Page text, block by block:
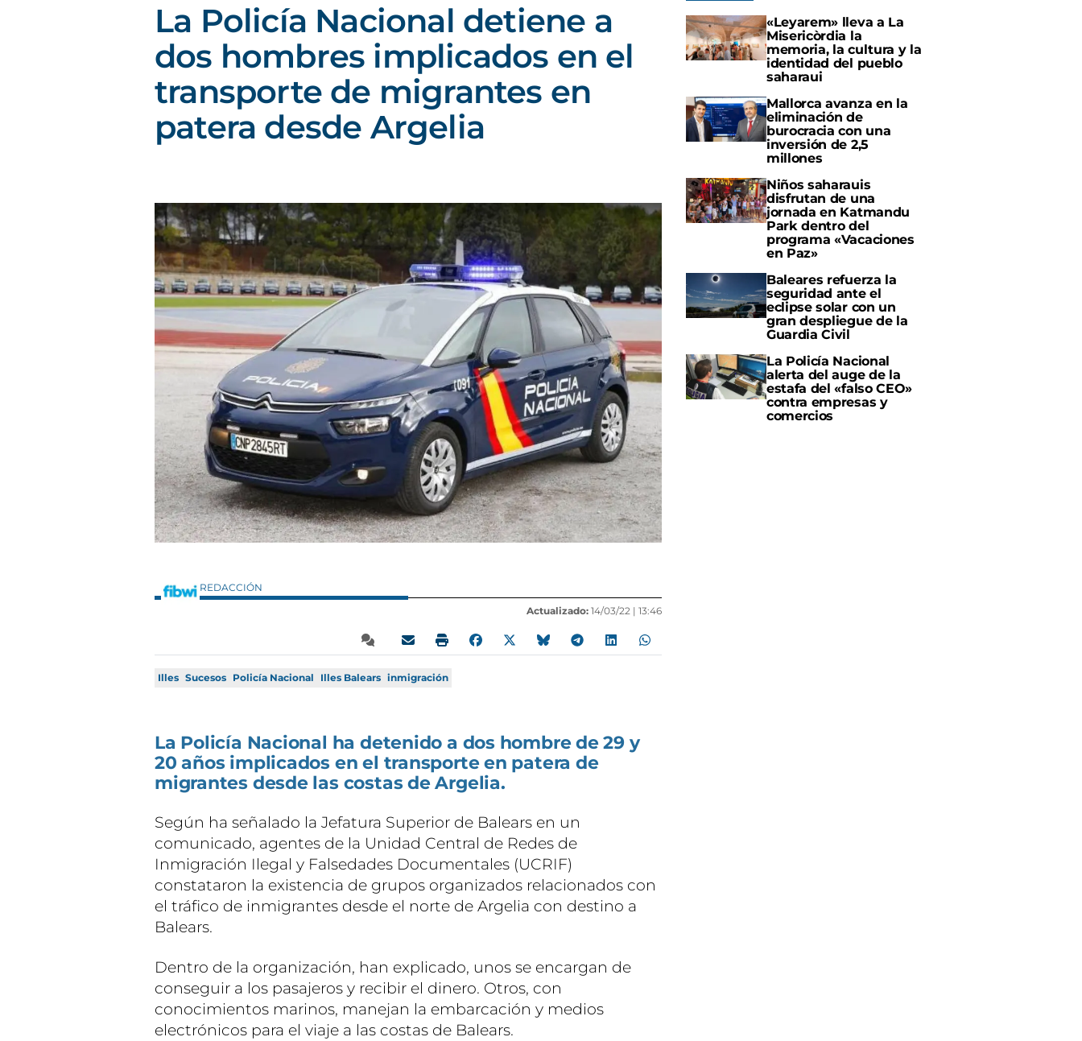
La Policía Nacional detiene a
dos hombres implicados en el
transporte de migrantes en
patera desde Argelia
REDACCIÓN
Actualizado: 14/03/22 | 13:46
Illes Sucesos Policía Nacional Illes Balears inmigración
La Policía Nacional ha detenido a dos hombre de 29 y
20 años implicados en el transporte en patera de
migrantes desde las costas de Argelia.
Según ha señalado la Jefatura Superior de Balears en un
comunicado, agentes de la Unidad Central de Redes de
Inmigración Ilegal y Falsedades Documentales (UCRIF)
constataron la existencia de grupos organizados relacionados con
el tráfico de inmigrantes desde el norte de Argelia con destino a
Balears.
Dentro de la organización, han explicado, unos se encargan de
conseguir a los pasajeros y recibir el dinero. Otros, con
conocimientos marinos, manejan la embarcación y medios
electrónicos para el viaje a las costas de Balears.
«Leyarem» lleva a La
Misericòrdia la
memoria, la cultura y la
identidad del pueblo
saharaui
Mallorca avanza en la
eliminación de
burocracia con una
inversión de 2,5
millones
Niños saharauis
disfrutan de una
jornada en Katmandu
Park dentro del
programa «Vacaciones
en Paz»
Baleares refuerza la
seguridad ante el
eclipse solar con un
gran despliegue de la
Guardia Civil
La Policía Nacional
alerta del auge de la
estafa del «falso CEO»
contra empresas y
comercios